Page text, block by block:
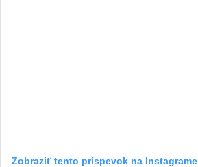
Zobraziť tento príspevok na Instagrame